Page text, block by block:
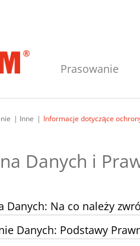
Prasowanie
Inne Informacje dotyczące
Danych i
Danych: Na co należy
Danych: Podstawy